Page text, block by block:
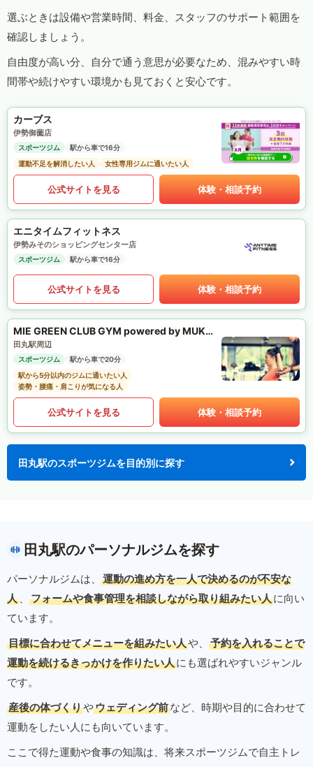
選ぶときは設備や営業時間、料金、スタッフのサポート範囲を
確認しましょう。
自由度が高い分、自分で通う意思が必要なため、混みやすい時
間帯や続けやすい環境かも見ておくと安心です。
カーブス
伊勢御薗店
スポーツジム
駅から車で16分
運動不足を解消したい人
女性専用ジムに通いたい人
公式サイトを見る 体験・相談予約
エニタイムフィットネス
伊勢みそのショッピングセンター店
スポーツジム 駅から車で16分
公式サイトを見る 体験・相談予約
MIE GREEN CLUB GYM powered by MUKTA
田丸駅周辺
スポーツジム
駅から車で20分
駅から5分以内のジムに通いたい人
姿勢・腰痛・肩こりが気になる人
公式サイトを見る 体験・相談予約
田丸駅のスポーツジムを目的別に探す
田丸駅のパーソナルジムを探す
パーソナルジムは、
運動の進め方を一人で決めるのが不安な
人 、 フォームや食事管理を相談しながら取り組みたい人に向い
ています。
目標に合わせてメニューを組みたい人や、
予約を入れることで
運動を続けるきっかけを作りたい人にも選ばれやすいジャンル
です。
産後の体づくりやウェディング前など、時期や目的に合わせて
運動をしたい人にも向いています。
ここで得た運動や食事の知識は、将来スポーツジムで自主トレ